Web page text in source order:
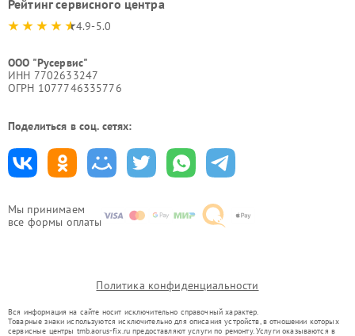
Мы принимаем
все формы оплаты
Рейтинг сервисного центра
4.9-5.0
ООО "Русервис"
ИНН 7702633247
ОГРН 1077746335776
Поделиться в соц. сетях:
Политика конфиденциальности
Вся информация на сайте носит исключительно справочный характер.
Товарные знаки используются исключительно для описания устройств, в отношении которых
сервисные центры tmb.aorus-fix.ru предоставляют услуги по ремонту. Услуги оказываются в